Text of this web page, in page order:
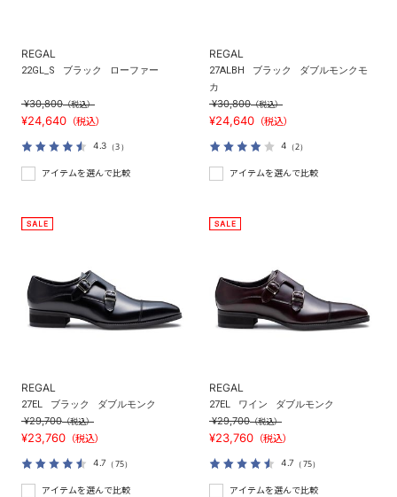
REGAL
22GL_S ブラック ローファー
¥30,800（税込）
¥24,640 （税込）
4.3 （3）
アイテムを選んで比較
REGAL
27ALBH ブラック
ダブルモンクモ
カ
¥30,800（税込）
¥24,640 （税込）
4 （2）
アイテムを選んで比較
REGAL
27EL ブラック ダブルモンク
¥29,700（税込）
¥23,760 （税込）
4.7 （75）
アイテムを選んで比較
REGAL
27EL ワイン ダブルモンク
¥29,700（税込）
¥23,760 （税込）
4.7 （75）
アイテムを選んで比較